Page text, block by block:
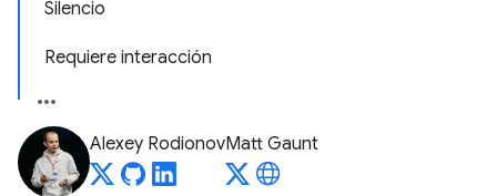
Silencio
Requiere interacción
Alexey RodionovMatt Gaunt